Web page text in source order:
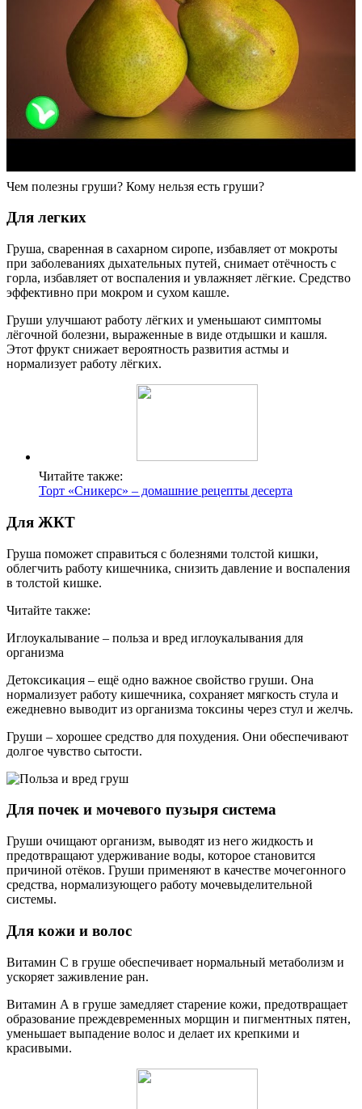
Чем полезны груши? Кому нельзя есть груши?
Для легких
Груша, сваренная в сахарном сиропе, избавляет от мокроты
при заболеваниях дыхательных путей, снимает отёчность с
горла, избавляет от воспаления и увлажняет лёгкие. Средство
эффективно при мокром и сухом кашле.
Груши улучшают работу лёгких и уменьшают симптомы
лёгочной болезни, выраженные в виде отдышки и кашля.
Этот фрукт снижает вероятность развития астмы и
нормализует работу лёгких.
Читайте также:
Торт «Сникерс» – домашние рецепты десерта
Для ЖКТ
Груша поможет справиться с болезнями толстой кишки,
облегчить работу кишечника, снизить давление и воспаления
в толстой кишке.
Читайте также:
Иглоукалывание – польза и вред иглоукалывания для
организма
Детоксикация – ещё одно важное свойство груши. Она
нормализует работу кишечника, сохраняет мягкость стула и
ежедневно выводит из организма токсины через стул и желчь.
Груши – хорошее средство для похудения. Они обеспечивают
долгое чувство сытости.
Для почек и мочевого пузыря система
Груши очищают организм, выводят из него жидкость и
предотвращают удерживание воды, которое становится
причиной отёков. Груши применяют в качестве мочегонного
средства, нормализующего работу мочевыделительной
системы.
Для кожи и волос
Витамин С в груше обеспечивает нормальный метаболизм и
ускоряет заживление ран.
Витамин А в груше замедляет старение кожи, предотвращает
образование преждевременных морщин и пигментных пятен,
уменьшает выпадение волос и делает их крепкими и
красивыми.